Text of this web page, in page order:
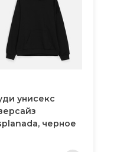
унисекс
черное